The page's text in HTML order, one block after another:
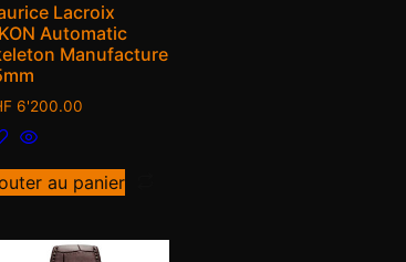
Lacroix
Automatic
Manufacture
6'200.00
au panier